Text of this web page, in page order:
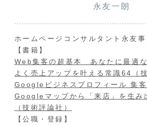
永友一朗
ホームページコンサルタント永友事
【書籍】
Web集客の超基本 あなたに最適
よく売上アップを叶える常識64（
Googleビジネスプロフィール 集客
Googleマップから「来店」を生み
（技術評論社）
【公職・登録】